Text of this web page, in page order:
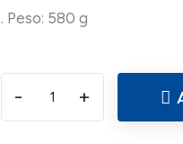
- +